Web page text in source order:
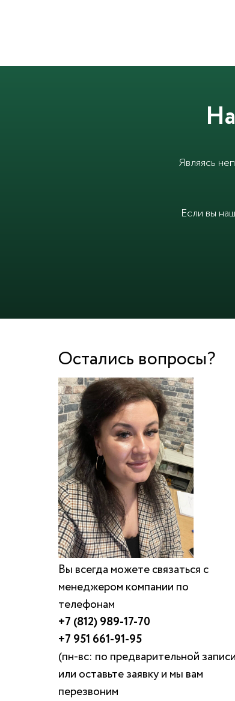
Являясь
Если вы
Остались вопросы?
Вы всегда можете связаться с
менеджером компании по
телефонам
+7 (812) 989-17-70
+7 951 661-91-95
(пн-вс: по предварительной
или оставьте заявку и мы вам
перезвоним